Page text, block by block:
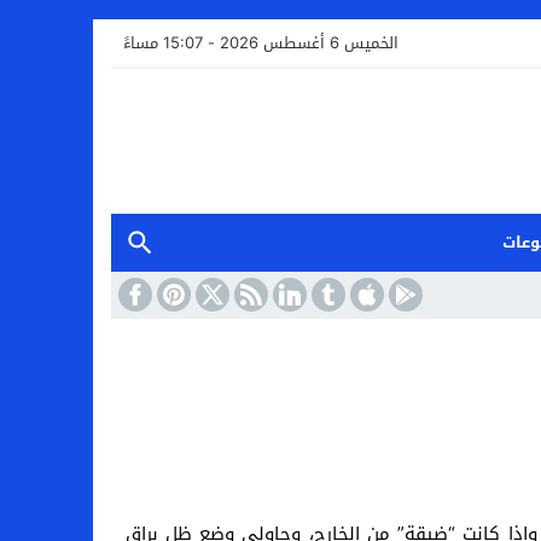
الخميس 6 أغسطس 2026 - 15:07 مساءً
كانت “ضيقة” من الخارج، وحاولى وضع ظل براق